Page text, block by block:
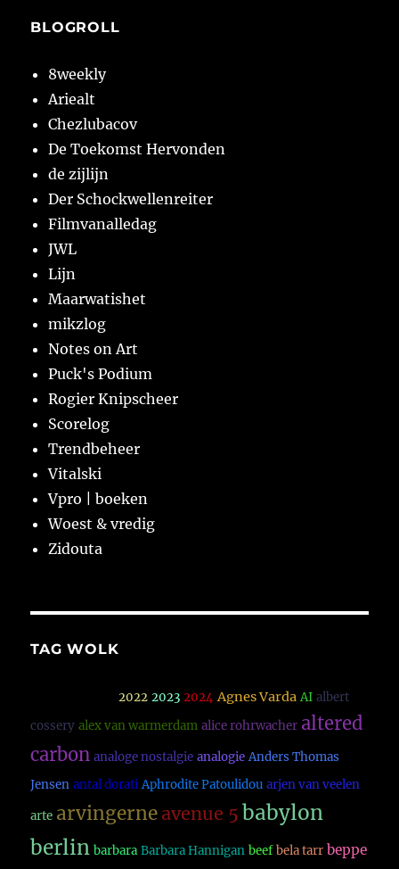
BLOGROLL
8weekly
Ariealt
Chezlubacov
De Toekomst Hervonden
de zijlijn
Der Schockwellenreiter
Filmvanalledag
JWL
Lijn
Maarwatishet
mikzlog
Notes on Art
Puck's Podium
Rogier Knipscheer
Scorelog
Trendbeheer
Vitalski
Vpro | boeken
Woest & vredig
Zidouta
TAG WOLK
2022 2023 2024 Agnes Varda AI albert
cossery alex van warmerdam alice rohrwacher altered
carbon analoge nostalgie analogie Anders Thomas
Jensen antal dorati Aphrodite Patoulidou arjen van veelen
arte arvingerne avenue 5 babylon
berlin barbara Barbara Hannigan beef bela tarr beppe